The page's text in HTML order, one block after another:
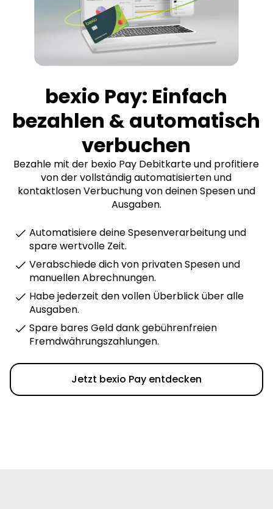
bexio Pay: Einfach
bezahlen & automatisch
verbuchen
Bezahle mit der bexio Pay Debitkarte und profitiere
von der vollständig automatisierten und
kontaktlosen Verbuchung von deinen Spesen und
Ausgaben.
Automatisiere deine Spesenverarbeitung und
spare wertvolle Zeit.
Verabschiede dich von privaten Spesen und
manuellen Abrechnungen.
Habe jederzeit den vollen Überblick über alle
Ausgaben.
Spare bares Geld dank gebührenfreien
Fremdwährungszahlungen.
Jetzt bexio Pay entdecken